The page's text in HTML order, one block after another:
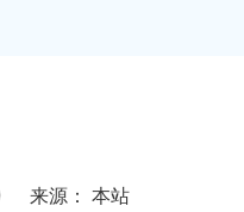
来源： 本站